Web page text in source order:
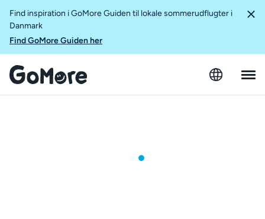
Find inspiration i GoMore Guiden til lokale sommerudflugter i
Danmark
Find GoMore Guiden her